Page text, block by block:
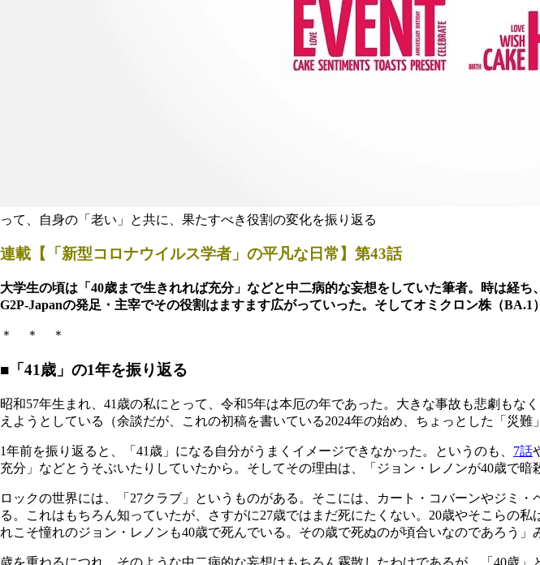
って、自身の「老い」と共に、果たすべき役割の変化を振り返る
連載【「新型コロナウイルス学者」の平凡な日常】第43話
大学生の頃は「40歳まで生きれれば充分」などと中二病的な妄想をしていた筆者。時は経
G2P-Japanの発足・主宰でその役割はますます広がっていった。そしてオミクロン株（
＊ ＊ ＊
■「41歳」の1年を振り返る
昭和57年生まれ、41歳の私にとって、令和5年は本厄の年であった。大きな事故も悲劇も
えようとしている（余談だが、これの初稿を書いている2024年の始め、ちょっとした「災
1年前を振り返ると、「41歳」になる自分がうまくイメージできなかった。というのも、 7話
充分」などとうそぶいたりしていたから。そしてその理由は、「ジョン・レノンが40歳で暗
ロックの世界には、「27クラブ」というものがある。そこには、カート・コバーンやジミ
る。これはもちろん知っていたが、さすがに27歳ではまだ死にたくない。20歳やそこらの
れこそ憧れのジョン・レノンも40歳で死んでいる。その歳で死ぬのが頃合いなのであろう」
歳を重ねるにつれ、そのような中二病的な妄想はもちろん霧散したわけであるが、「40歳